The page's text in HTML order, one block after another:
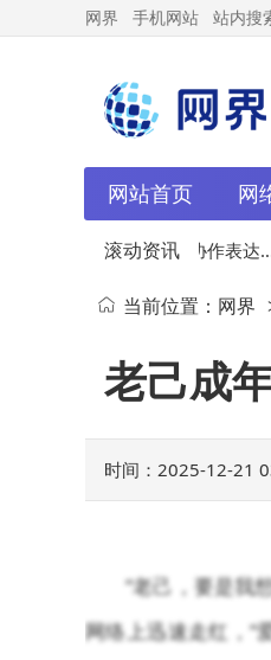
网界 手机网站 站内搜
网站首页 网
滚动资讯
之星经验分享：思维协作表达助
当前位置： 网界
老己成
时间：2025-12-21
“老己，要是我
网络上迅速走红，“